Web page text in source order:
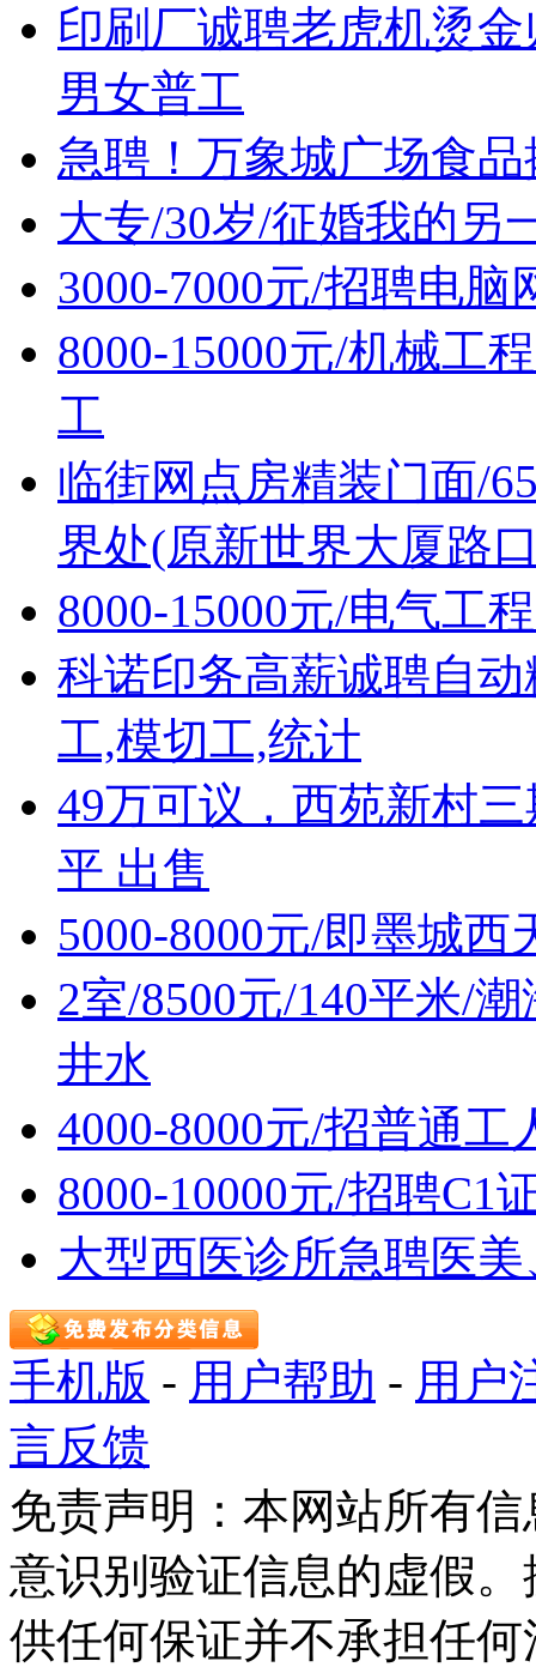
印刷厂诚聘老虎机烫
男女普工
急聘！万象城广场食
大专/30岁/征婚我的另
3000-7000元/招聘电脑
8000-15000元/机械工
工
临街网点房精装门面/
界处(原新世界大厦路
8000-15000元/电气工
科诺印务高薪诚聘自
工,模切工,统计
49万可议，西苑新村
平 出售
5000-8000元/即墨城
2室/8500元/140平米/
井水
4000-8000元/招普通
8000-10000元/招聘C1
大型西医诊所急聘医
手机版 - 用户帮助 - 用户
言反馈
免责声明：本网站所有
意识别验证信息的虚假
供任何保证并不承担任